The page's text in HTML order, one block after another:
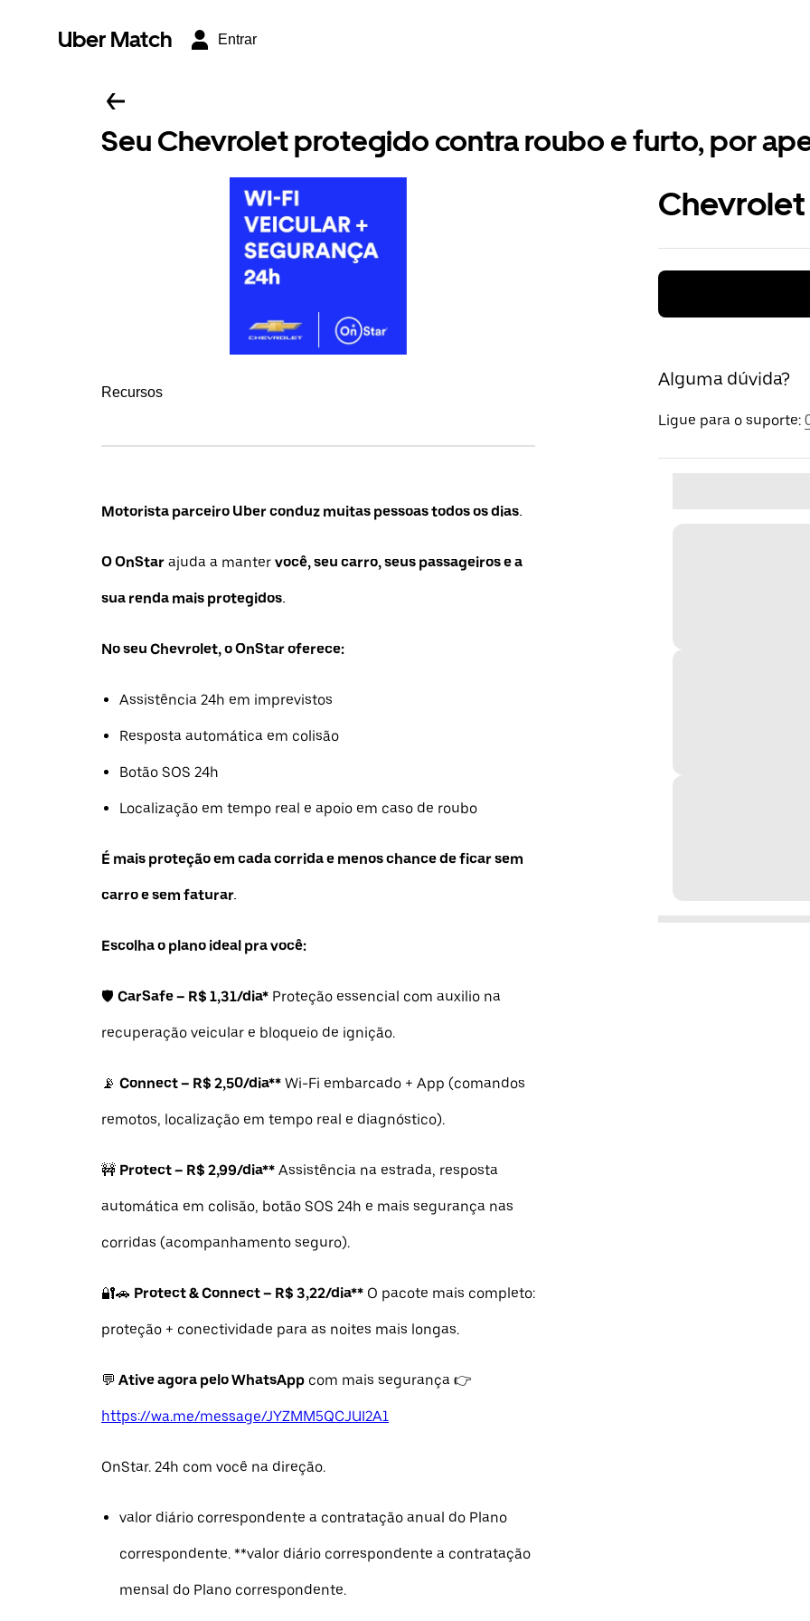
Uber Match Entrar
Seu Chevrolet protegido contra roubo e furto, por
Recursos
Motorista parceiro Uber conduz muitas pessoas todos os dias.
O OnStar ajuda a manter você, seu carro, seus passageiros e a
sua renda mais protegidos.
No seu Chevrolet, o OnStar oferece:
Assistência 24h em imprevistos
Resposta automática em colisão
Botão SOS 24h
Localização em tempo real e apoio em caso de roubo
É mais proteção em cada corrida e menos chance de ficar sem
carro e sem faturar.
Escolha o plano ideal pra você:
🛡️ CarSafe – R$ 1,31/dia* Proteção essencial com auxilio na
recuperação veicular e bloqueio de ignição.
📡 Connect – R$ 2,50/dia** Wi-Fi embarcado + App (comandos
remotos, localização em tempo real e diagnóstico).
🚧 Protect – R$ 2,99/dia** Assistência na estrada, resposta
automática em colisão, botão SOS 24h e mais segurança nas
corridas (acompanhamento seguro).
🔐🚗 Protect & Connect – R$ 3,22/dia** O pacote mais completo:
proteção + conectividade para as noites mais longas.
💬 Ative agora pelo WhatsApp com mais segurança 👉
https://wa.me/message/JYZMM5QCJUI2A1
OnStar. 24h com você na direção.
valor diário correspondente a contratação anual do Plano
correspondente. **valor diário correspondente a contratação
mensal do Plano correspondente.
Alguma dúvida?
Ligue para o suporte: